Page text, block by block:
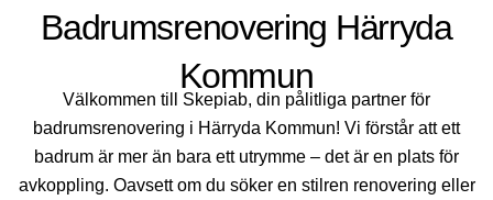
Badrumsrenovering Härryda
Kommun
Välkommen till Skepiab, din pålitliga partner för
badrumsrenovering i Härryda Kommun! Vi förstår att ett
badrum är mer än bara ett utrymme – det är en plats för
avkoppling. Oavsett om du söker en stilren renovering eller